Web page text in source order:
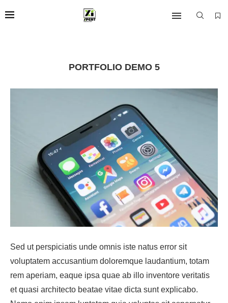
PORTFOLIO DEMO 5
Sed ut perspiciatis unde omnis iste natus error sit
voluptatem accusantium doloremque laudantium, totam
rem aperiam, eaque ipsa quae ab illo inventore veritatis
et quasi architecto beatae vitae dicta sunt explicabo.